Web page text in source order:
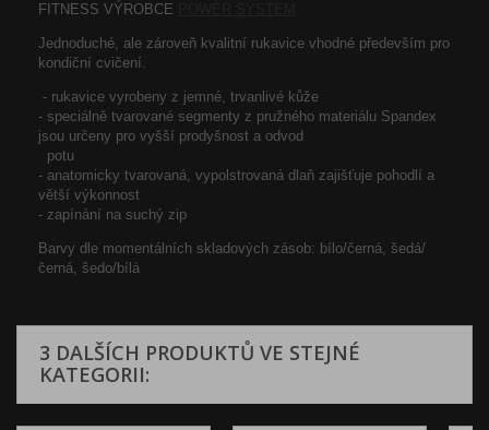
FITNESS VÝROBCE
Jednoduché, ale zároveň kvalitní rukavice vhodné především pro
kondiční cvičení.
- rukavice vyrobeny z jemné, trvanlivé kůže
- speciálně tvarované segmenty z pružného materiálu Spandex
jsou určeny pro vyšší prodyšnost a odvod
potu
- anatomicky tvarovaná, vypolstrovaná dlaň zajišťuje pohodlí a
větší výkonnost
- zapínání na suchý zip
Barvy dle momentálních skladových zásob: bílo/černá, šedá/
černá, šedo/bílá
3 DALŠÍCH PRODUKTŮ VE STEJNÉ
KATEGORII: